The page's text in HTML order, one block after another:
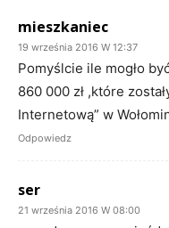
mieszkaniec
19 września 2016 W 12:37
Pomyślcie ile mogło
860 000 zł ,które
Internetową” w
Odpowiedz
ser
21 września 2016 W 08:00